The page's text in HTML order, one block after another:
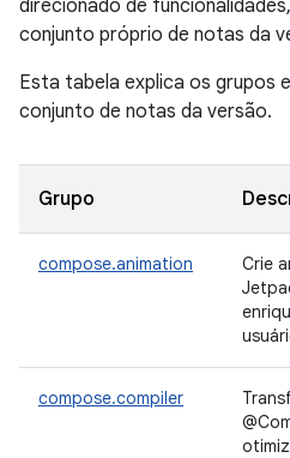
direcionado de
conjunto próprio de notas da
Esta tabela explica os grupos
conjunto de notas da versão.
Grupo
compose.animation
Crie
compose.compiler